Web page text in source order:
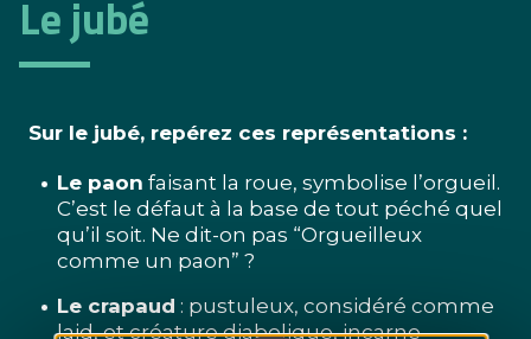
Le jubé
Sur le jubé, repérez ces représentations :
Le paon faisant la roue, symbolise l’orgueil.
C’est le défaut à la base de tout péché quel
qu’il soit. Ne dit-on pas “Orgueilleux
comme un paon” ?
Le crapaud : pustuleux, considéré comme
laid, et créature diabolique, incarne